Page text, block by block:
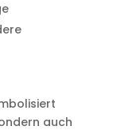
auch